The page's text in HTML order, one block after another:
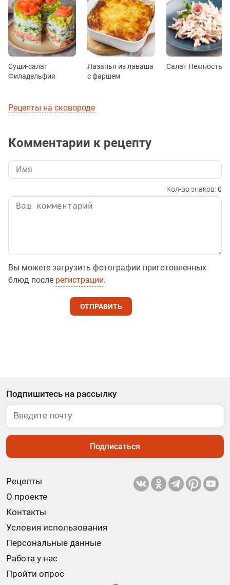
Суши-салат
Филадельфия
Лазанья из лаваша
с фаршем
Салат Нежность
Рецепты на сковороде
Комментарии к рецепту
Кол-во знаков: 0
Вы можете загрузить фотографии приготовленных
блюд после регистрации.
ОТПРАВИТЬ
Рецепты
О проекте
Контакты
Условия использования
Персональные данные
Работа у нас
Пройти опрос
Подпишитесь на рассылку
Подписаться